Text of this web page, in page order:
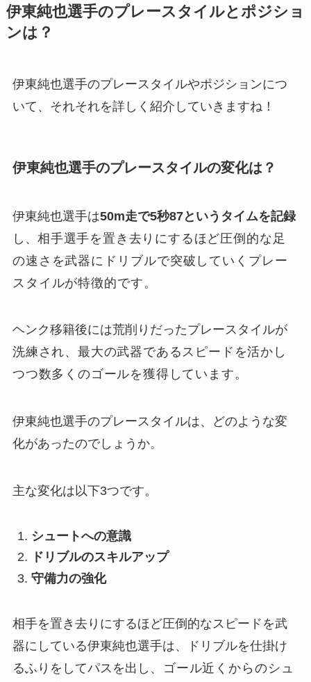
伊東純也選手のプレースタイルとポジショ
ンは？
伊東純也選手のプレースタイルやポジションにつ
いて、それそれを詳しく紹介していきますね！
伊東純也選手のプレースタイルの変化は？
伊東純也選手は50m走で5秒87というタイムを記録
し、 相手選手を置き去りにするほど圧倒的な足
の速さを武器にドリブルで突破していくプレー
スタイルが特徴的です。
ヘンク移籍後には荒削りだったプレースタイルが
洗練され、最大の武器であるスピードを活かし
つつ数多くのゴールを獲得しています。
伊東純也選手のプレースタイルは、どのような変
化があったのでしょうか。
主な変化は以下3つです。
シュートへの意識
ドリブルのスキルアップ
守備力の強化
相手を置き去りにするほど圧倒的なスピードを武
器にしている伊東純也選手は、ドリブルを仕掛け
るふりをしてパスを出し 、
ゴール近くからのシュ